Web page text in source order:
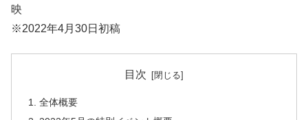
映
※2022年4月30日初稿
目次
全体概要